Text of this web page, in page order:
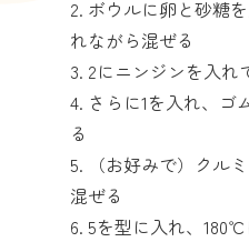
ボウルに卵と砂糖
れながら混ぜる
2にニンジンを入れ
さらに1を入れ、ゴ
る
（お好みで）クル
混ぜる
5を型に入れ、